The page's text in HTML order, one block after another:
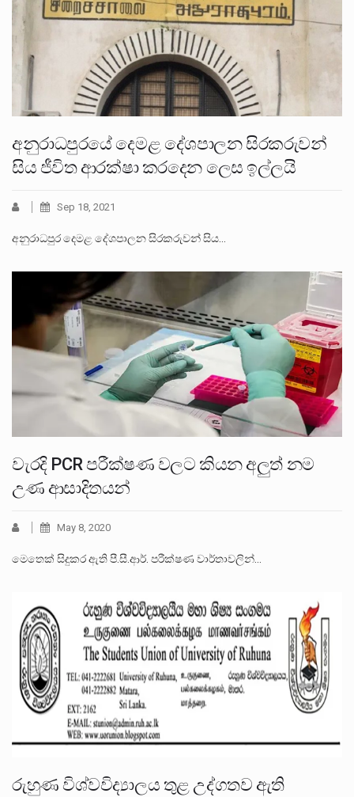
අනුරාධපුරයේ දෙමළ දේශපාලන සිරකරුවන්
සිය ජීවිත ආරක්ෂා කරදෙන ලෙස ඉල්ලයි
Sep 18, 2021
අනුරාධපුර දෙමළ දේශපාලන සිරකරුවන් සිය…
වැරදි PCR පරීක්ෂණ වලට කියන අලුත් නම
උණ ආසාදිතයන්
May 8, 2020
මෙතෙක් සිදුකර ඇති පී.සී.ආර්. පරීක්ෂණ වාර්තාවලින්…
රුහුණ විශ්වවිද්‍යාලය තුළ උද්ගතව ඇති